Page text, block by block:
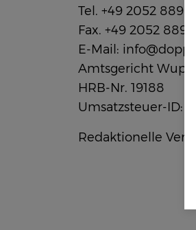
Tel. +49 2052 889-0
Fax. +49 2052 889-
E-Mail:
Amtsgericht
HRB-Nr. 19188
Umsatzsteuer-ID:
Redaktionelle